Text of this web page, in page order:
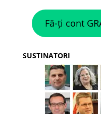
Fă-ți cont
SUSTINATORI